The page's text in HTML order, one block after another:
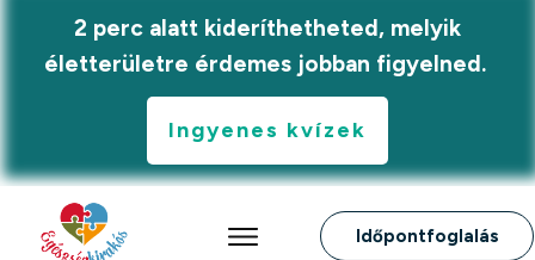
2 perc alatt kideríthetheted, melyik
életterületre érdemes jobban figyelned.
Ingyenes kvízek
Időpontfoglalás